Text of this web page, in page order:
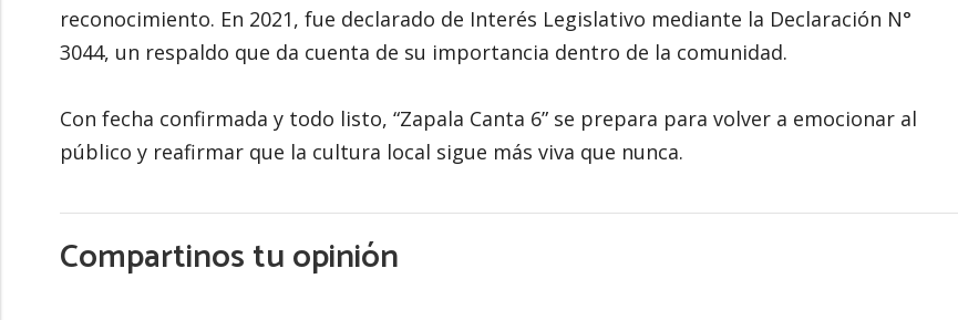
reconocimiento. En 2021, fue declarado de Interés Legislativo mediante la Declaración N°
3044, un respaldo que da cuenta de su importancia dentro de la comunidad.
Con fecha confirmada y todo listo, “Zapala Canta 6” se prepara para volver a emocionar al
público y reafirmar que la cultura local sigue más viva que nunca.
Compartinos tu opinión